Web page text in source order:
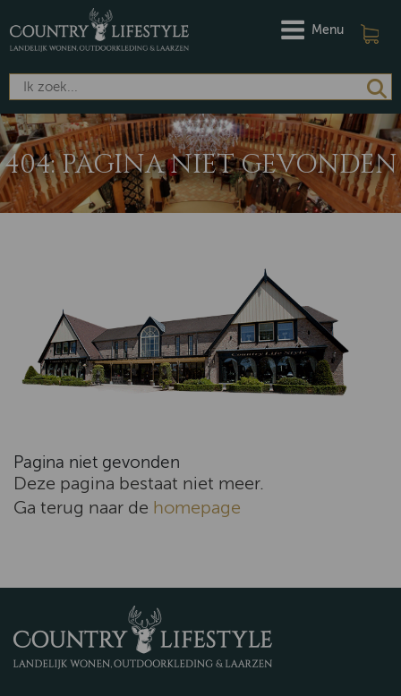
Menu
404: PAGINA NIET GEVONDEN
Pagina niet gevonden
Deze pagina bestaat niet meer.
Ga terug naar de homepage